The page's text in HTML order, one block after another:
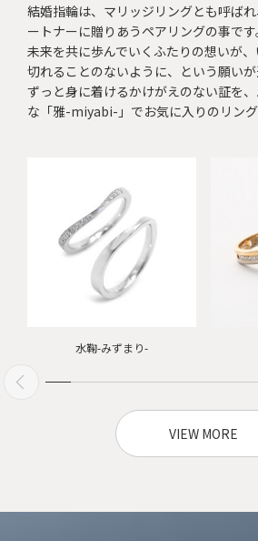
結婚指輪は、マリッジリングとも呼ば
ートナーに贈りあうペアリングの事です
未来を共に歩んでいくふたりの想いが
切れることのないように、という願いが
ずっと身に着けるかけがえのない証を
な「雅-miyabi-」でお気に入りのリング
水鞠-みずまり-
VIEW MORE